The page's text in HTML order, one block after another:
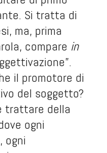
Si tratta di
ma, prima
compare in
il promotore di
del soggetto?
trattare della
ogni
ogni